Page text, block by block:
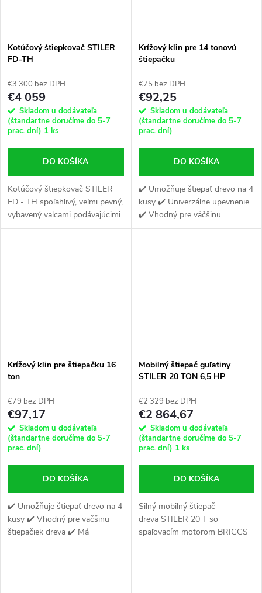
Kotúčový štiepkovač STILER
FD-TH
€3 300 bez DPH
€4 059
Skladom u dodávateľa
(štandartne doručíme do 5-7
prac. dní) 1 ks
DO KOŠÍKA
Kotúčový štiepkovač STILER
FD - TH spoľahlivý, veľmi pevný,
vybavený valcami podávajúcimi
materiál na disk. Mechanizmus
Krížový klin pre 14 tonovú
štiepačku
€75 bez DPH
€92,25
Skladom u dodávateľa
(štandartne doručíme do 5-7
prac. dní)
DO KOŠÍKA
✔️ Umožňuje štiepať drevo na 4
kusy ✔️ Univerzálne upevnenie
✔️ Vhodný pre väčšinu
štiepačiek
Krížový klin pre štiepačku 16
ton
€79 bez DPH
€97,17
Skladom u dodávateľa
(štandartne doručíme do 5-7
prac. dní)
DO KOŠÍKA
✔️ Umožňuje štiepať drevo na 4
kusy ✔️ Vhodný pre väčšinu
štiepačiek dreva ✔️ Má
univerzálny držiak
Mobilný štiepač guľatiny
STILER 20 TON 6,5 HP
€2 329 bez DPH
€2 864,67
Skladom u dodávateľa
(štandartne doručíme do 5-7
prac. dní) 1 ks
DO KOŠÍKA
Silný mobilný štiepač
dreva STILER 20 T so
spaľovacím motorom BRIGGS
& STRATTON s